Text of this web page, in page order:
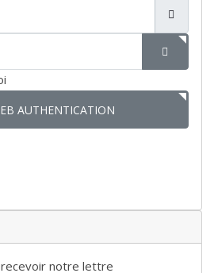
SHOW
AUTHENTICATION
notre lettre